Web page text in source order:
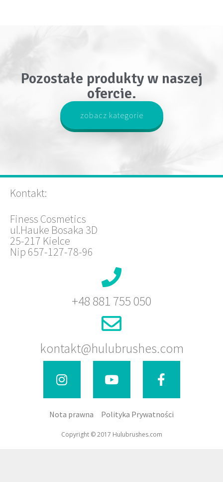
Pozostałe produkty w naszej
ofercie.
zobacz kategorie
Kontakt:
Finess Cosmetics
ul.Hauke Bosaka 3D
25-217 Kielce
Nip 657-127-78-96
+48 881 755 050
kontakt@hulubrushes.com
Nota prawna Polityka Prywatności
Copyright © 2017 Hulubrushes.com